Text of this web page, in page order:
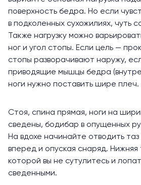
поверхность бедра. Но если
в подколенных сухожилиях, чуть
Также нагрузку можно
ног и угол стопы. Если цель —
стопы разворачивают наружу,
приводящие мышцы бедра
ноги нужно поставить шире плеч.
Стоя, спина прямая, ноги на
сведены, бодибар в опущенных
На вдохе начинайте отводить
вперед и опуская снаряд. Нижняя
которой вы не сутулитесь и
сведенными.